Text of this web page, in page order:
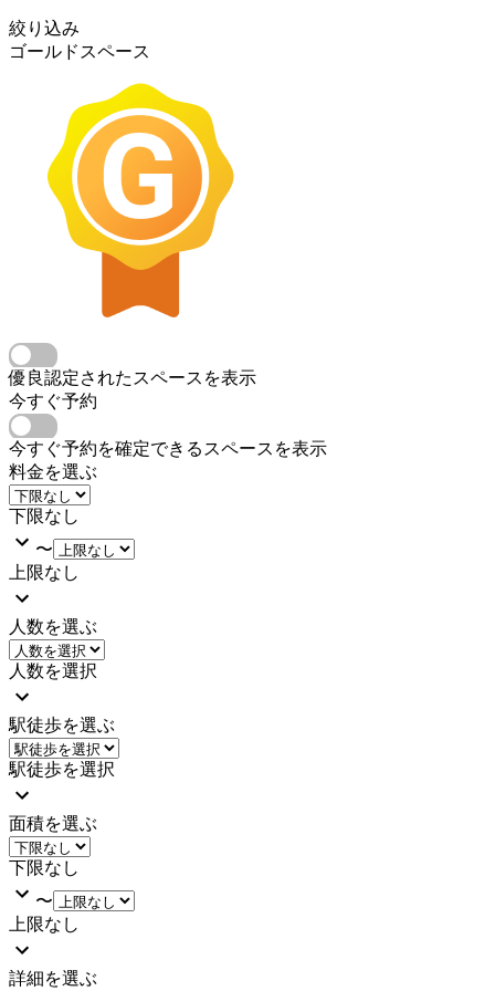
絞り込み
ゴールドスペース
優良認定されたスペースを表示
今すぐ予約
今すぐ予約を確定できるスペースを表示
料金を選ぶ
下限なし
〜
上限なし
人数を選ぶ
人数を選択
駅徒歩を選ぶ
駅徒歩を選択
面積を選ぶ
下限なし
〜
上限なし
詳細を選ぶ